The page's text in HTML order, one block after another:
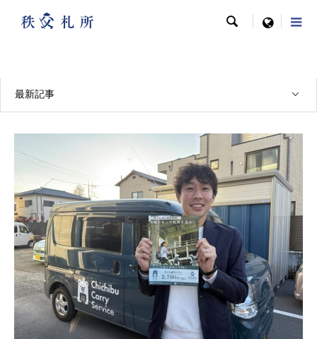
 menu
最新記事